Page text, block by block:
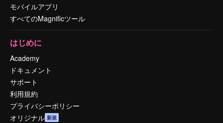
モバイルアプリ
すべてのMagnificツール
はじめに
Academy
ドキュメント
サポート
利用規約
プライバシーポリシー
オリジナル 新規